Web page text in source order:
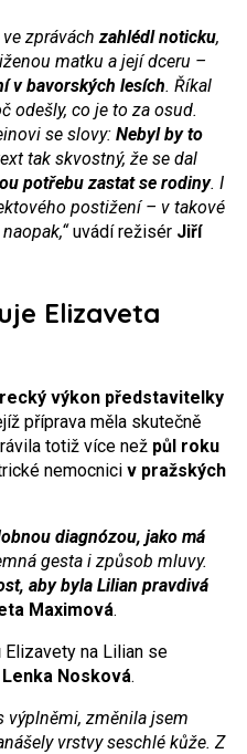
zpráváchzahlédl noticku,
matku a její dceru –
v bavorských lesích. Říkal
odešly, co je to za osud.
se slovy: Nebyl by to
tak skvostný, že se dal
potřebu zastat se rodiny. I
postižení – v takové
uvádí režisér Jiří
Elizaveta
výkon představitelky
příprava měla skutečně
totiž více než půl roku
nemocnici v pražských
diagnózou, jako má
gesta i způsob mluvy.
aby byla Lilian pravdivá
Maximová.
Elizavety na Lilian se
Lenka Nosková.
výplněmi, změnila jsem
vrstvy seschlé kůže. Z